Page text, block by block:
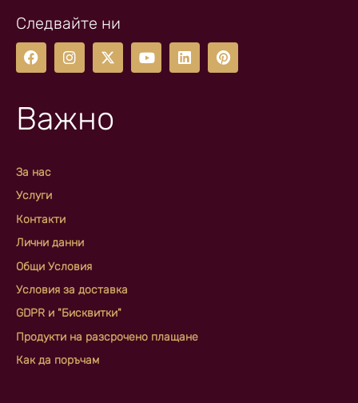
Следвайте ни
Важно
За нас
Услуги
Контакти
Лични данни
Общи Условия
Условия за доставка
GDPR и "Бисквитки"
Продукти на разсрочено плащане
Как да поръчам